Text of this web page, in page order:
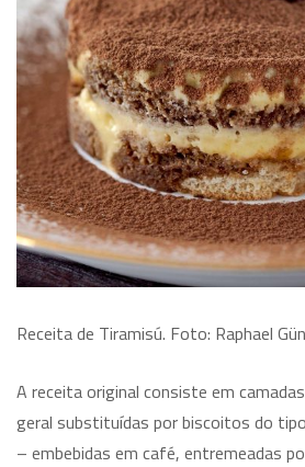
Receita de Tiramisú. Foto: Raphael
A receita original consiste em
geral substituídas por biscoitos do
– embebidas em café, entremeadas